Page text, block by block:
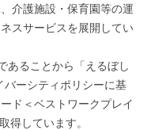
介護施設・保育園等の運
スサービスを展開してい
あることから「えるぼし
ーシティポリシーに基
ド＜ベストワークプレイ
得しています。